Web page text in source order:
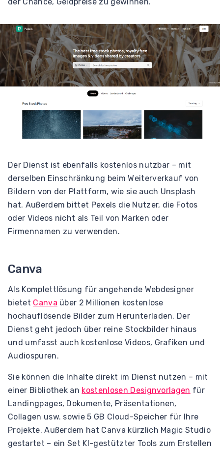
Der Dienst ist ebenfalls kostenlos nutzbar – mit
derselben Einschränkung beim Weiterverkauf von
Bildern von der Plattform, wie sie auch Unsplash
hat. Außerdem bittet Pexels die Nutzer, die Fotos
oder Videos nicht als Teil von Marken oder
Firmennamen zu verwenden.
Canva
Als Komplettlösung für angehende Webdesigner
bietet Canva über 2 Millionen kostenlose
hochauflösende Bilder zum Herunterladen. Der
Dienst geht jedoch über reine Stockbilder hinaus
und umfasst auch kostenlose Videos, Grafiken und
Audiospuren.
Sie können die Inhalte direkt im Dienst nutzen – mit
einer Bibliothek an kostenlosen Designvorlagen für
Landingpages, Dokumente, Präsentationen,
Collagen usw. sowie 5 GB Cloud-Speicher für Ihre
Projekte. Außerdem hat Canva kürzlich Magic Studio
gestartet – ein Set KI-gestützter Tools zum Erstellen